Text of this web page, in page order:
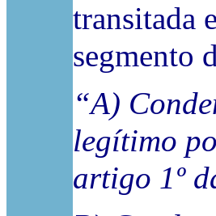
transitada
segmento
“A)
legítimo
artigo 1º